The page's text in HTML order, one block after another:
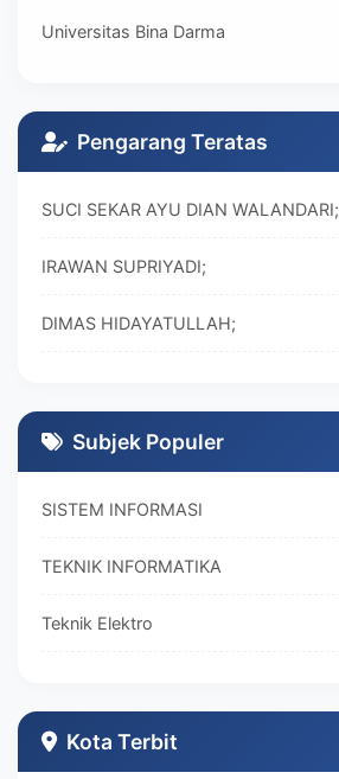
Universitas Bina Darma
Pengarang Teratas
SUCI SEKAR AYU DIAN WALANDARI;
IRAWAN SUPRIYADI;
DIMAS HIDAYATULLAH;
DIVA MARISKA;
Subjek Populer
SISTEM INFORMASI
TEKNIK INFORMATIKA
Teknik Elektro
Teknik Industri
Kota Terbit